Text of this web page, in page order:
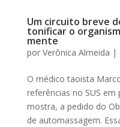
Um circuito breve
tonificar o
mente
por Verônica Almeida |
O médico taoista
referências no SUS em
mostra, a pedido do
de automassagem.